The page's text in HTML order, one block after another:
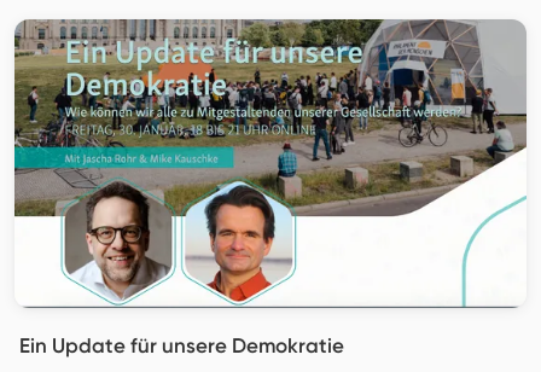
Ein Update für unsere Demokratie